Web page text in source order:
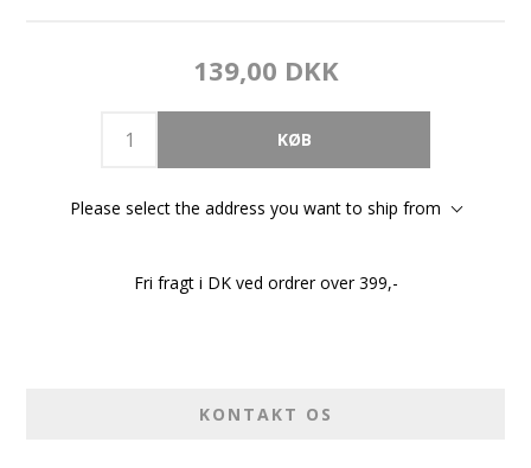
139,00 DKK
Please select the address you want to ship from
Fri fragt i DK ved ordrer over 399,-
KONTAKT OS